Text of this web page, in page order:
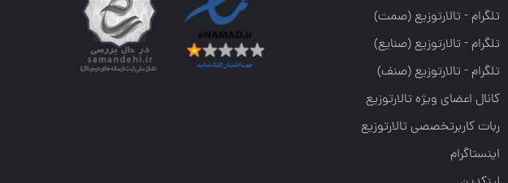
تلگرام - تالارتوزيع (صمت)
تلگرام - تالارتوزيع (صنايع)
تلگرام - تالارتوزیع (صنف)
کانال اعضای ویژه تالارتوزیع
ربات کاربرتخصصی تالارتوزیع
اینستاگرام